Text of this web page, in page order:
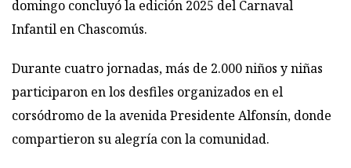
domingo concluyó la edición 2025 del Carnaval
Infantil en Chascomús.
Durante cuatro jornadas, más de 2.000 niños y niñas
participaron en los desfiles organizados en el
corsódromo de la avenida Presidente Alfonsín, donde
compartieron su alegría con la comunidad.